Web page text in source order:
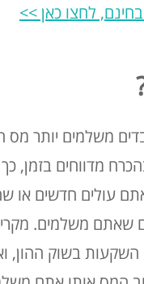
לחצו כאן >>
משלמים יותר מס
מדווחים בזמן,
עולים חדשים או
משלמים. מקרים
השקעות בשוק